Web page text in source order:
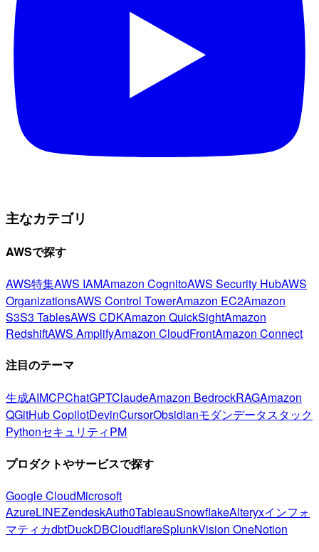
主なカテゴリ
AWSで探す
AWS特集AWS IAMAmazon CognitoAWS Security HubAWS
OrganizationsAWS Control TowerAmazon EC2Amazon
S3S3 TablesAWS CDKAmazon QuickSightAmazon
RedshiftAWS AmplifyAmazon CloudFrontAmazon Connect
注目のテーマ
生成AIMCPChatGPTClaudeAmazon BedrockRAGAmazon
QGitHub CopilotDevinCursorObsidianモダンデータスタック
PythonセキュリティPM
プロダクトやサービスで探す
Google CloudMicrosoft
AzureLINEZendeskAuth0TableauSnowflakeAlteryxインフォ
マティカdbtDuckDBCloudflareSplunkVision OneNotion